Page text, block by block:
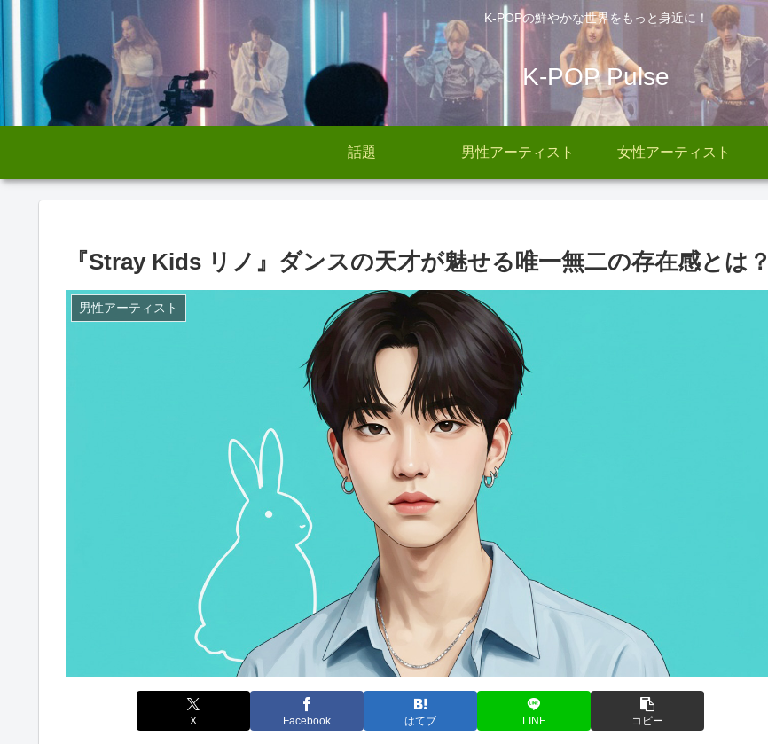
K-POPの鮮やかな世界をもっと身近に！
K-POP Pulse
話題 男性アーティスト 女性アーティスト
『Stray Kids リノ』ダンスの天才が魅せる唯一無二の存在感とは？
男性アーティスト
X Facebook はてブ LINE コピー